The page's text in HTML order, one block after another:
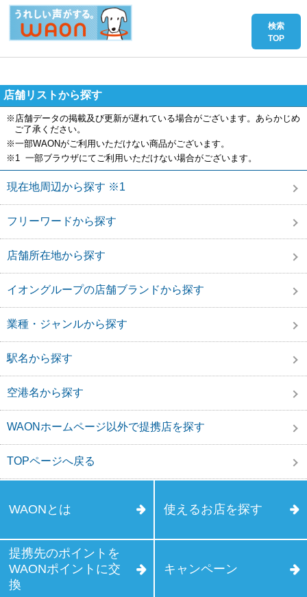
店舗リストから探す
※店舗データの掲載及び更新が遅れている場合がございます。あらかじめ
ご了承ください。
※一部WAONがご利用いただけない商品がございます。
※1 一部ブラウザにてご利用いただけない場合がございます。
現在地周辺から探す ※1
フリーワードから探す
店舗所在地から探す
イオングループの店舗ブランドから探す
業種・ジャンルから探す
駅名から探す
空港名から探す
WAONホームページ以外で提携店を探す
TOPページへ戻る